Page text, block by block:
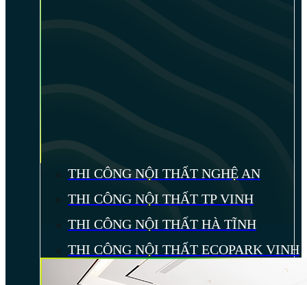
THI CÔNG NỘI THẤT NGHỆ AN
THI CÔNG NỘI THẤT TP VINH
THI CÔNG NỘI THẤT HÀ TĨNH
THI CÔNG NỘI THẤT ECOPARK VINH